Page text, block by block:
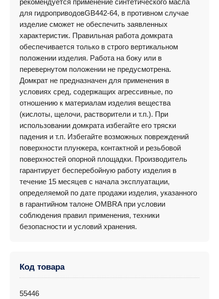
рекомендуется применение синтетического масла
для гидроприводовGB442-64, в противном случае
изделие сможет не обеспечить заявленных
характеристик. Правильная работа домкрата
обеспечивается только в строго вертикальном
положении изделия. Работа на боку или в
перевернутом положении не предусмотрена.
Домкрат не предназначен для применения в
условиях сред, содержащих агрессивные, по
отношению к материалам изделия вещества
(кислоты, щелочи, растворители и т.п.). При
использовании домкрата избегайте его тряски
падения и т.п. Избегайте возможных повреждений
поверхности плунжера, контактной и резьбовой
поверхностей опорной площадки. Производитель
гарантирует бесперебойную работу изделия в
течение 15 месяцев с начала эксплуатации,
определяемой по дате продажи изделия, указанного
в гарантийном талоне OMBRA при условии
соблюдения правил применения, техники
безопасности и условий хранения.
Код товара
55446